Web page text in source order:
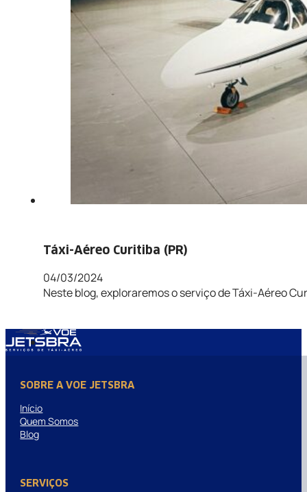
Táxi-Aéreo Curitiba (PR)
04/03/2024
Neste blog, exploraremos o serviço de Táxi-Aéreo
SOBRE A VOE JETSBRA
Início
Quem Somos
Blog
SERVIÇOS